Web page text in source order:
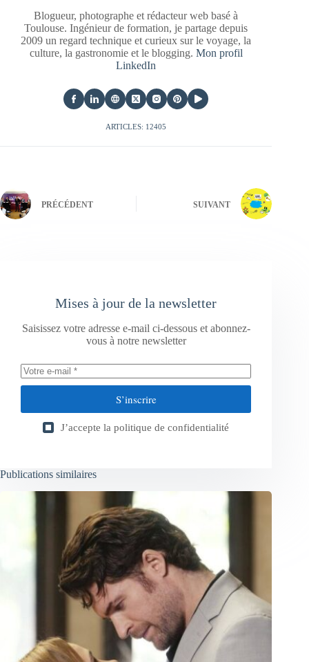
Blogueur, photographe et rédacteur web basé à
Toulouse. Ingénieur de formation, je partage depuis
2009 un regard technique et curieux sur le voyage, la
culture, la gastronomie et le blogging. Mon profil
LinkedIn
ARTICLES: 12405
PRÉCÉDENT SUIVANT
Mises à jour de la newsletter
Saisissez votre adresse e-mail ci-dessous et abonnez-
vous à notre newsletter
S’inscrire
J’accepte la politique de confidentialité
Publications similaires